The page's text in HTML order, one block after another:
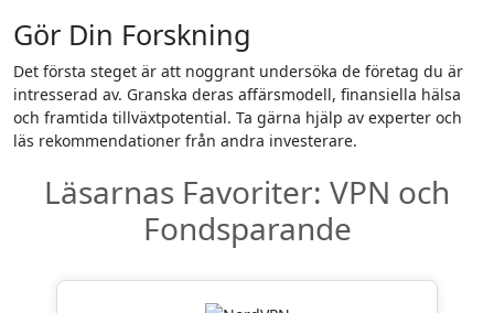
Gör Din Forskning
Det första steget är att noggrant undersöka de företag du är
intresserad av. Granska deras affärsmodell, finansiella hälsa
och framtida tillväxtpotential. Ta gärna hjälp av experter och
läs rekommendationer från andra investerare.
Läsarnas Favoriter: VPN och
Fondsparande